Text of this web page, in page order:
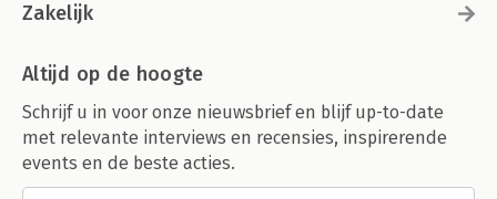
Zakelijk
Altijd op de hoogte
Schrijf u in voor onze nieuwsbrief en blijf up-to-date
met relevante interviews en recensies, inspirerende
events en de beste acties.